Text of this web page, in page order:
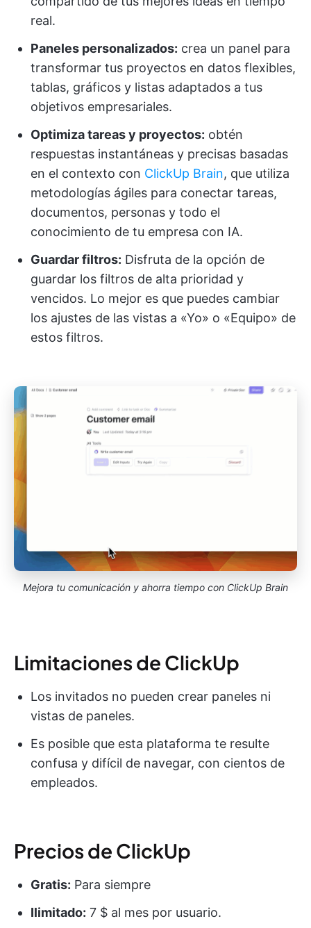
real.
Paneles personalizados: crea un panel para
transformar tus proyectos en datos flexibles,
tablas, gráficos y listas adaptados a tus
objetivos empresariales.
Optimiza tareas y proyectos: obtén
respuestas instantáneas y precisas basadas
en el contexto con ClickUp Brain, que utiliza
metodologías ágiles para conectar tareas,
documentos, personas y todo el
conocimiento de tu empresa con IA.
Guardar filtros: Disfruta de la opción de
guardar los filtros de alta prioridad y
vencidos. Lo mejor es que puedes cambiar
los ajustes de las vistas a «Yo» o «Equipo» de
estos filtros.
Mejora tu comunicación y ahorra tiempo con ClickUp Brain
Limitaciones de ClickUp
Los invitados no pueden crear paneles ni
vistas de paneles.
Es posible que esta plataforma te resulte
confusa y difícil de navegar, con cientos de
empleados.
Precios de ClickUp
Gratis: Para siempre
Ilimitado: 7 $ al mes por usuario.